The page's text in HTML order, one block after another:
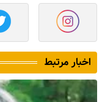
اخبار مرتبط